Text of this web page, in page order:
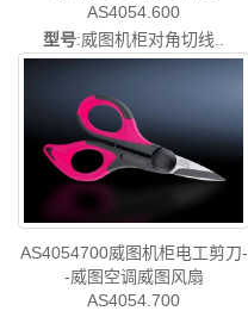
AS4054.600
型号:威图机柜对角切线..
AS4054700威图机柜电工剪刀-
-威图空调威图风扇
AS4054.700